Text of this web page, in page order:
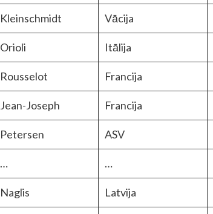
Kleinschmidt Vācija
Orioli Itālija
Rousselot Francija
Jean-Joseph Francija
Petersen ASV
… …
Naglis Latvija